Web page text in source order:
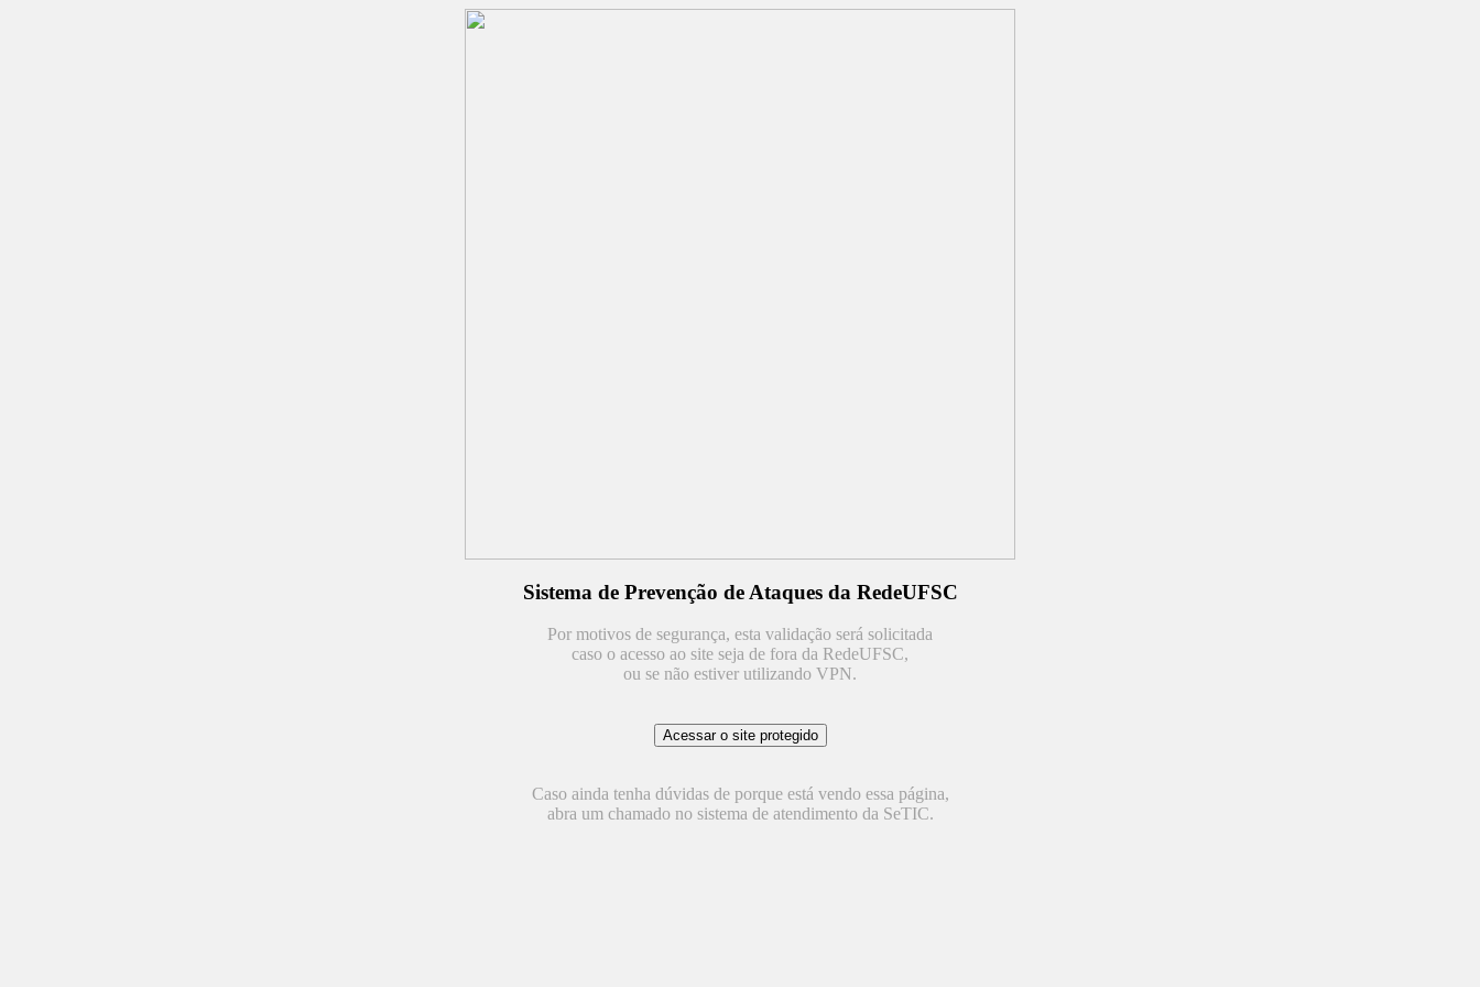
Sistema de Prevenção de Ataques da RedeUFSC
Por motivos de segurança, esta validação será solicitada
caso o acesso ao site seja de fora da RedeUFSC,
ou se não estiver utilizando VPN.
Caso ainda tenha dúvidas de porque está vendo essa página,
abra um chamado no sistema de atendimento da SeTIC.